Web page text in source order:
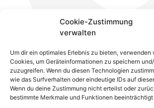
Cookie-Zustimmung
verwalten
Um dir ein optimales Erlebnis zu bieten,
Cookies, um Geräteinformationen zu speichern
zuzugreifen. Wenn du diesen Technologien
wie das Surfverhalten oder eindeutige IDs auf
Wenn du deine Zustimmung nicht erteilst oder
bestimmte Merkmale und Funktionen